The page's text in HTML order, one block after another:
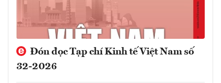
Đón đọc Tạp chí Kinh tế Việt Nam số
32-2026